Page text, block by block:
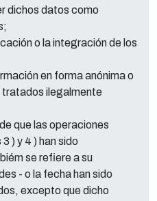
dichos datos como
o la integración de los
en forma anónima o
tratados ilegalmente
que las operaciones
) y 4 ) han sido
se refiere a su
- o la fecha han sido
excepto que dicho